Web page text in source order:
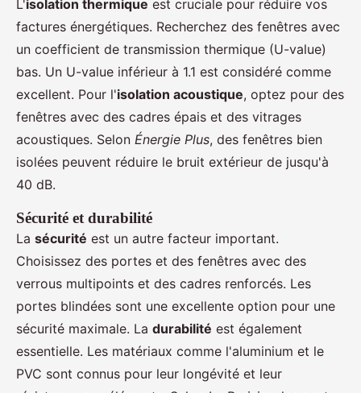
L'isolation thermique est cruciale pour réduire vos
factures énergétiques. Recherchez des fenêtres avec
un coefficient de transmission thermique (U-value)
bas. Un U-value inférieur à 1.1 est considéré comme
excellent. Pour l'isolation acoustique, optez pour des
fenêtres avec des cadres épais et des vitrages
acoustiques. Selon Énergie Plus, des fenêtres bien
isolées peuvent réduire le bruit extérieur de jusqu'à
40 dB.
Sécurité et durabilité
La sécurité est un autre facteur important.
Choisissez des portes et des fenêtres avec des
verrous multipoints et des cadres renforcés. Les
portes blindées sont une excellente option pour une
sécurité maximale. La durabilité est également
essentielle. Les matériaux comme l'aluminium et le
PVC sont connus pour leur longévité et leur